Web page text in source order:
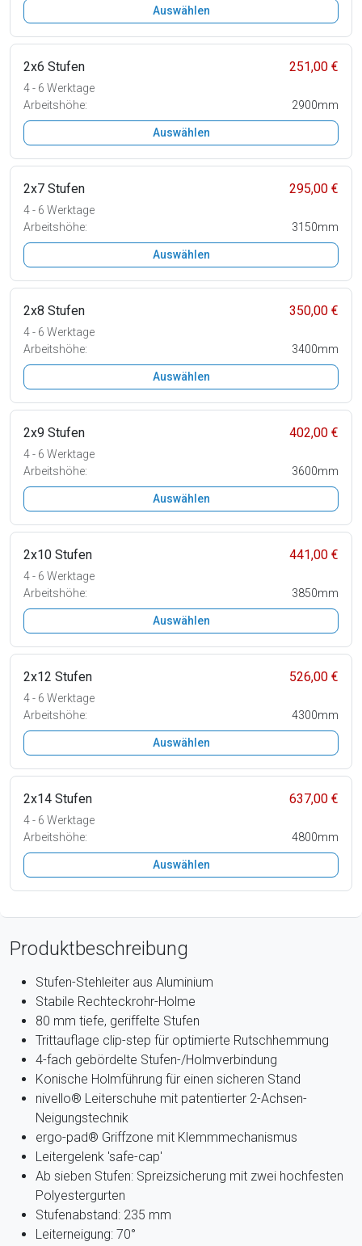
Auswählen
2x6 Stufen 251,00 €
4 - 6 Werktage
Arbeitshöhe:
2900mm
Auswählen
2x7 Stufen 295,00 €
4 - 6 Werktage
Arbeitshöhe:
3150mm
Auswählen
2x8 Stufen 350,00 €
4 - 6 Werktage
Arbeitshöhe:
3400mm
Auswählen
2x9 Stufen 402,00 €
4 - 6 Werktage
Arbeitshöhe:
3600mm
Auswählen
2x10 Stufen 441,00 €
4 - 6 Werktage
Arbeitshöhe:
3850mm
Auswählen
2x12 Stufen 526,00 €
4 - 6 Werktage
Arbeitshöhe:
4300mm
Auswählen
2x14 Stufen 637,00 €
4 - 6 Werktage
Arbeitshöhe:
4800mm
Auswählen
Produktbeschreibung
Stufen-Stehleiter aus Aluminium
Stabile Rechteckrohr-Holme
80 mm tiefe, geriffelte Stufen
Trittauflage clip-step für optimierte Rutschhemmung
4-fach gebördelte Stufen-/Holmverbindung
Konische Holmführung für einen sicheren Stand
nivello® Leiterschuhe mit patentierter 2-Achsen-
Neigungstechnik
ergo-pad® Griffzone mit Klemmmechanismus
Leitergelenk 'safe-cap'
Ab sieben Stufen: Spreizsicherung mit zwei hochfesten
Polyestergurten
Stufenabstand: 235 mm
Leiterneigung: 70°